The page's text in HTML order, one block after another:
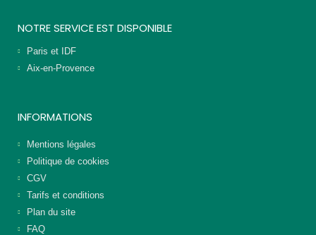
NOTRE SERVICE EST DISPONIBLE
Paris et IDF
Aix-en-Provence
INFORMATIONS
Mentions légales
Politique de cookies
CGV
Tarifs et conditions
Plan du site
FAQ